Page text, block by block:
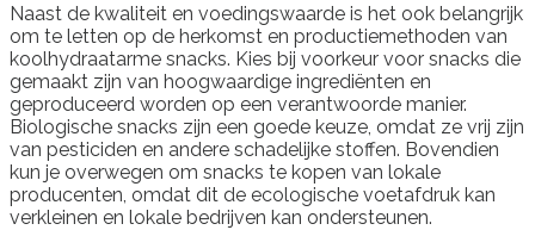
Naast de kwaliteit en voedingswaarde is het ook belangrijk
om te letten op de herkomst en productiemethoden van
koolhydraatarme snacks. Kies bij voorkeur voor snacks die
gemaakt zijn van hoogwaardige ingrediënten en
geproduceerd worden op een verantwoorde manier.
Biologische snacks zijn een goede keuze, omdat ze vrij zijn
van pesticiden en andere schadelijke stoffen. Bovendien
kun je overwegen om snacks te kopen van lokale
producenten, omdat dit de ecologische voetafdruk kan
verkleinen en lokale bedrijven kan ondersteunen.